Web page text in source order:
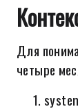
Для
четыре